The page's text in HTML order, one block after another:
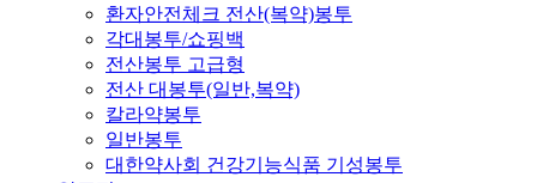
환자안전체크 전산(복약)봉투
각대봉투/쇼핑백
전산봉투 고급형
전산 대봉투(일반,복약)
칼라약봉투
일반봉투
대한약사회 건강기능식품 기성봉투